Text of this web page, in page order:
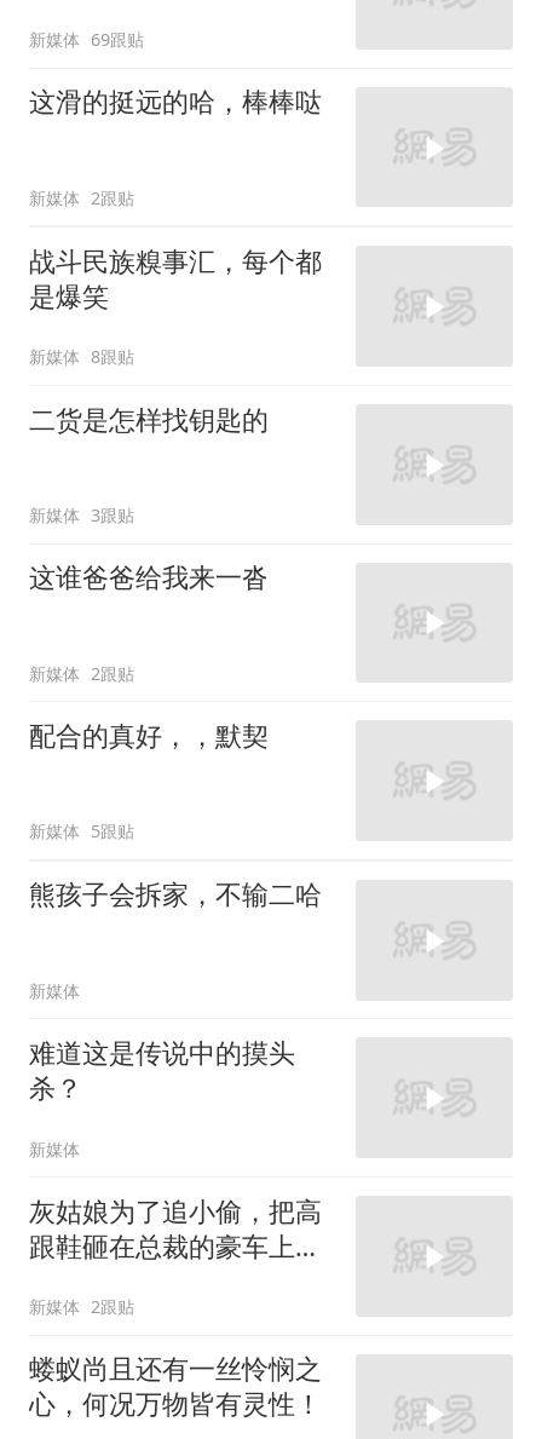
新媒体 69跟贴
这滑的挺远的哈，棒棒哒
新媒体 2跟贴
战斗民族糗事汇，每个都
是爆笑
新媒体 8跟贴
二货是怎样找钥匙的
新媒体 3跟贴
这谁爸爸给我来一沓
新媒体 2跟贴
配合的真好，，默契
新媒体 5跟贴
熊孩子会拆家，不输二哈
新媒体
难道这是传说中的摸头
杀？
新媒体
灰姑娘为了追小偷，把高
跟鞋砸在总裁的豪车上，
新媒体 2跟贴
蝼蚁尚且还有一丝怜悯之
心，何况万物皆有灵性！